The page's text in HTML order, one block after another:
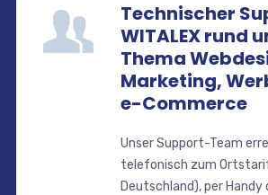
Technischer
WITALEX rund
Thema
Marketing,
e-Commerce
Unser Support-Team
telefonisch zum
Deutschland), per Handy